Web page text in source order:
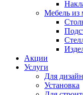
Мебель из
Акции
Услуги
Для
Установка